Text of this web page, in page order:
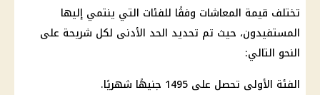
تختلف قيمة المعاشات وفقًا للفئات التي ينتمي إليها
المستفيدون، حيث تم تحديد الحد الأدنى لكل شريحة على
النحو التالي:
الفئة الأولى تحصل على 1495 جنيهًا شهريًا.